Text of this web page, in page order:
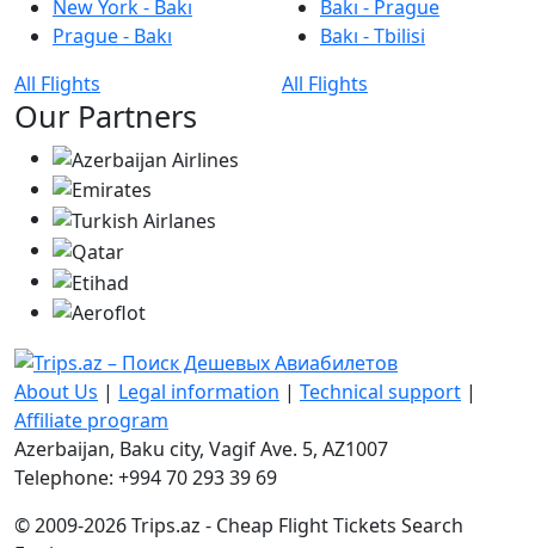
New York - Bakı
Prague - Bakı
All Flights
Bakı - Prague
Bakı - Tbilisi
All Flights
Our Partners
About Us | Legal information | Technical support |
Affiliate program
Azerbaijan, Baku city, Vagif Ave. 5, AZ1007
Telephone: +994 70 293 39 69
© 2009-2026 Trips.az - Cheap Flight Tickets Search